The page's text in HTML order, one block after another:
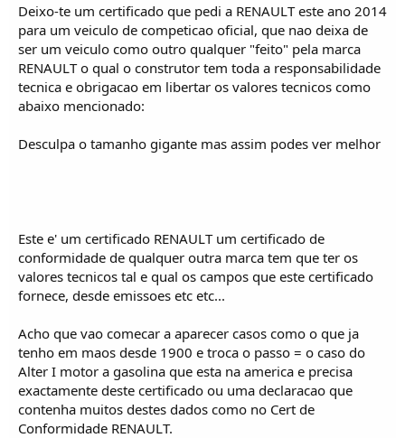
Deixo-te um certificado que pedi a RENAULT este ano 2014
para um veiculo de competicao oficial, que nao deixa de
ser um veiculo como outro qualquer "feito" pela marca
RENAULT o qual o construtor tem toda a responsabilidade
tecnica e obrigacao em libertar os valores tecnicos como
abaixo mencionado:
Desculpa o tamanho gigante mas assim podes ver melhor
Este e' um certificado RENAULT um certificado de
conformidade de qualquer outra marca tem que ter os
valores tecnicos tal e qual os campos que este certificado
fornece, desde emissoes etc etc...
Acho que vao comecar a aparecer casos como o que ja
tenho em maos desde 1900 e troca o passo = o caso do
Alter I motor a gasolina que esta na america e precisa
exactamente deste certificado ou uma declaracao que
contenha muitos destes dados como no Cert de
Conformidade RENAULT.